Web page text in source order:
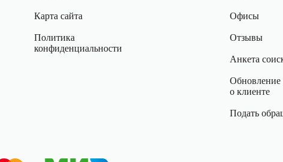
Карта сайта
Политика
конфиденциальности
Офисы
Отзывы
Анкета
Обновление
о клиенте
Подать